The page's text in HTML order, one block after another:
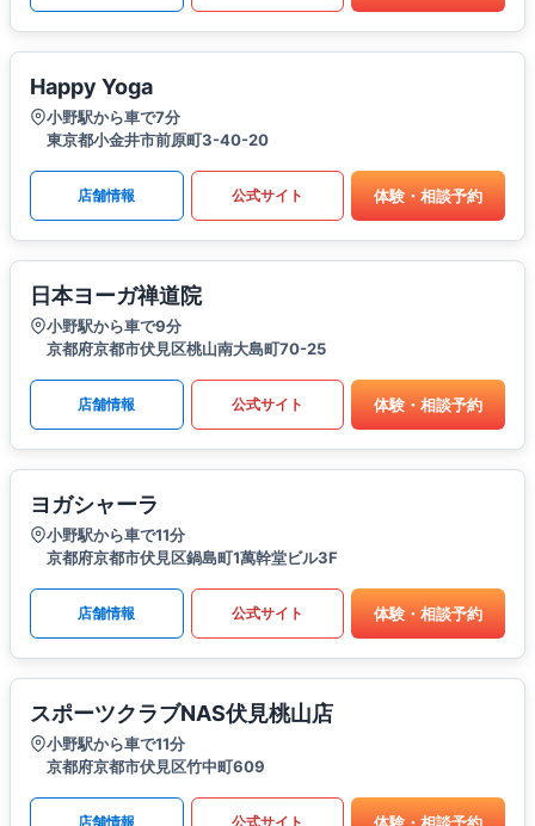
Happy Yoga
小野駅から車で7分
東京都小金井市前原町3-40-20
店舗情報 公式サイト 体験・相談予約
日本ヨーガ禅道院
小野駅から車で9分
京都府京都市伏見区桃山南大島町70-25
店舗情報 公式サイト 体験・相談予約
ヨガシャーラ
小野駅から車で11分
京都府京都市伏見区鍋島町1萬幹堂ビル3F
店舗情報 公式サイト 体験・相談予約
スポーツクラブNAS伏見桃山店
小野駅から車で11分
京都府京都市伏見区竹中町609
店舗情報 公式サイト 体験・相談予約